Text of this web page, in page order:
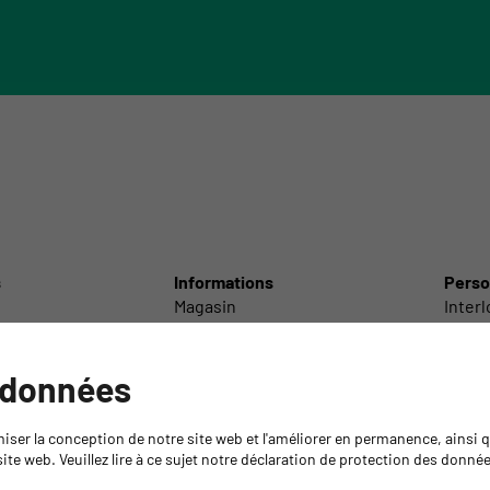
Informations
Magasin
Centre de découpe
Médiathèque
Retour de marchandises
la conception de notre site web et l'améliorer en permanence, ainsi
web. Veuillez lire à ce sujet notre déclaration de protection des